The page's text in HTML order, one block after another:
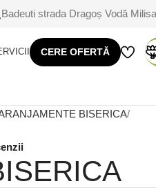
Badeuti strada Dragoș Vodă
CERE OFERTĂ
BISERICA